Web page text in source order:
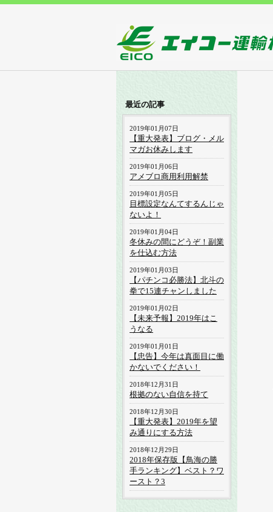
最近の記事
2019年01月07日
【重大発表】ブログ・メル
マガお休みします
2019年01月06日
アメブロ商用利用解禁
2019年01月05日
目標設定なんてするんじゃ
ないよ！
2019年01月04日
冬休みの間にどうぞ！副業
を仕込む方法
2019年01月03日
【パチンコ必勝法】北斗の
拳で15連チャンしました
2019年01月02日
【未来予報】2019年はこ
うなる
2019年01月01日
【忠告】今年は真面目に働
かないでください！
2018年12月31日
根拠のない自信を持て
2018年12月30日
【重大発表】2019年を望
み通りにする方法
2018年12月29日
2018年保存版【鳥海の勝
手ランキング】ベスト？ワ
ースト？3